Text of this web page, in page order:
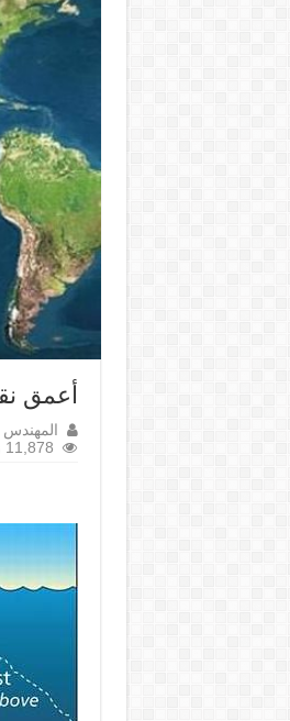
أعمق
11,878 زيارة